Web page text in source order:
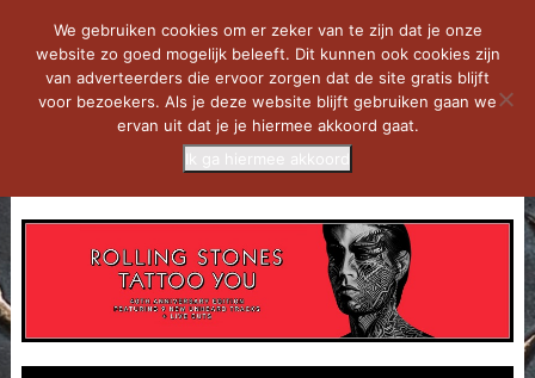
We gebruiken cookies om er zeker van te zijn dat je onze
website zo goed mogelijk beleeft. Dit kunnen ook cookies zijn
van adverteerders die ervoor zorgen dat de site gratis blijft
voor bezoekers. Als je deze website blijft gebruiken gaan we
ervan uit dat je je hiermee akkoord gaat.
Ik ga hiermee akkoord